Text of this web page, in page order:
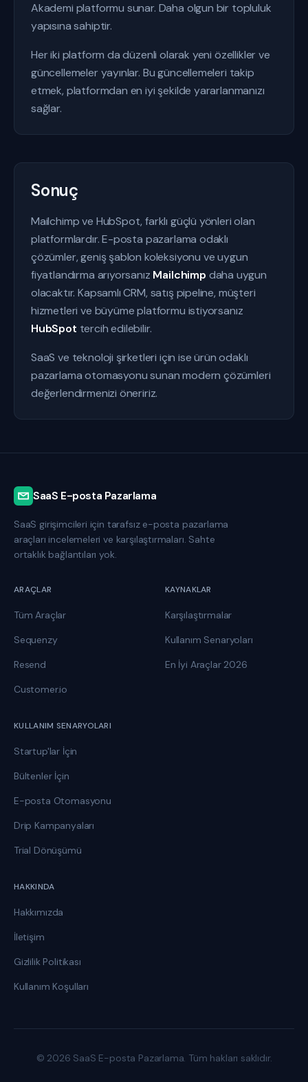
Akademi platformu sunar. Daha olgun bir topluluk
yapısına sahiptir.
Her iki platform da düzenli olarak yeni özellikler ve
güncellemeler yayınlar. Bu güncellemeleri takip
etmek, platformdan en iyi şekilde yararlanmanızı
sağlar.
Sonuç
Mailchimp ve HubSpot, farklı güçlü yönleri olan
platformlardır. E-posta pazarlama odaklı
çözümler, geniş şablon koleksiyonu ve uygun
fiyatlandırma arıyorsanız Mailchimp daha uygun
olacaktır. Kapsamlı CRM, satış pipeline, müşteri
hizmetleri ve büyüme platformu istiyorsanız
HubSpot tercih edilebilir.
SaaS ve teknoloji şirketleri için ise ürün odaklı
pazarlama otomasyonu sunan modern çözümleri
değerlendirmenizi öneririz.
SaaS E-posta Pazarlama
SaaS girişimcileri için tarafsız e-posta pazarlama
araçları incelemeleri ve karşılaştırmaları. Sahte
ortaklık bağlantıları yok.
ARAÇLAR
Tüm Araçlar
Sequenzy
Resend
Customer.io
KAYNAKLAR
Karşılaştırmalar
Kullanım Senaryoları
En İyi Araçlar 2026
KULLANIM SENARYOLARI
Startup'lar İçin
Bültenler İçin
E-posta Otomasyonu
Drip Kampanyaları
Trial Dönüşümü
HAKKINDA
Hakkımızda
İletişim
Gizlilik Politikası
Kullanım Koşulları
© 2026 SaaS E-posta Pazarlama. Tüm hakları saklıdır.